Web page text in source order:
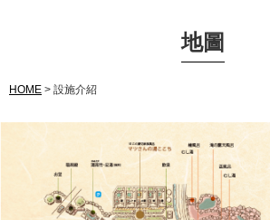
地圖
HOME > 設施介紹